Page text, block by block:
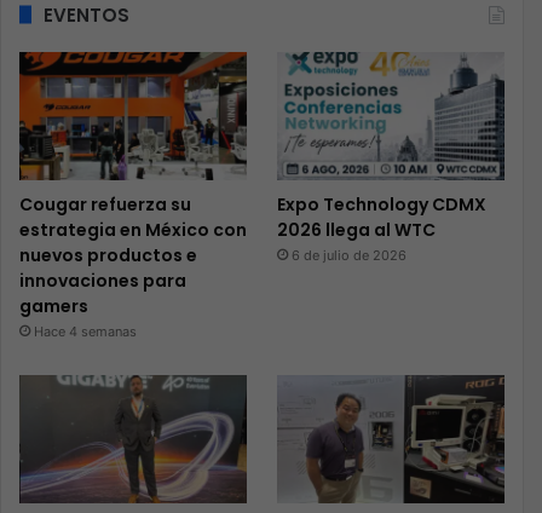
EVENTOS
Cougar refuerza su
estrategia en México con
nuevos productos e
innovaciones para
gamers
Hace 4 semanas
Expo Technology CDMX
2026 llega al WTC
6 de julio de 2026